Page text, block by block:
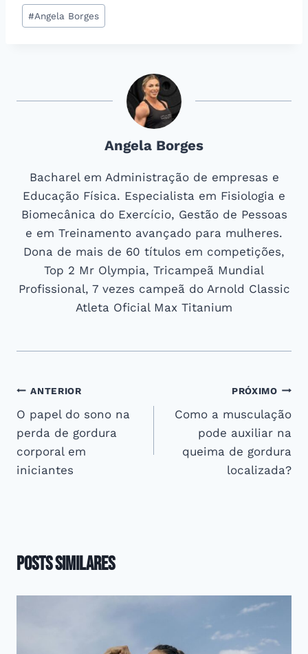
Tags
do
#Angela Borges
Angela Borges
Bacharel em Administração de empresas e
Educação Física. Especialista em Fisiologia e
Biomecânica do Exercício, Gestão de Pessoas
e em Treinamento avançado para mulheres.
Dona de mais de 60 títulos em competições,
Top 2 Mr Olympia, Tricampeã Mundial
Profissional, 7 vezes campeã do Arnold Classic
Atleta Oficial Max Titanium
Navegação
de
Post
ANTERIOR
O papel do sono na
perda de gordura
corporal em
iniciantes
PRÓXIMO
Como a musculação
pode auxiliar na
queima de gordura
localizada?
Posts Similares